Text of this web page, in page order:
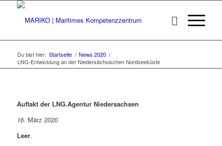
Du bist hier: Startseite / News 2020 /
LNG-Entwicklung an der Niedersächsischen Nordseeküste
Auftakt der LNG.Agentur Niedersachsen
16. März 2020
Leer.